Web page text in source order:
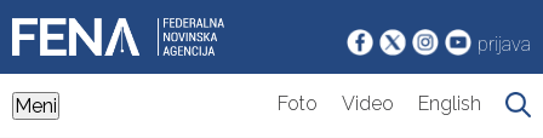
prijava
Meni Foto Video English